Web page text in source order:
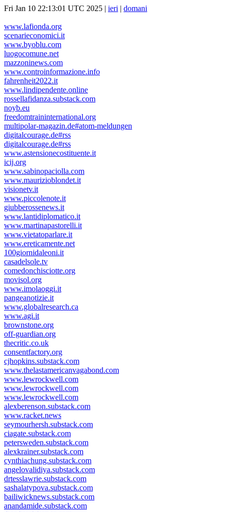
Fri Jan 10 22:13:01 UTC 2025 | ieri | domani
www.lafionda.org
scenarieconomici.it
www.byoblu.com
luogocomune.net
mazzoninews.com
www.controinformazione.info
fahrenheit2022.it
www.lindipendente.online
rossellafidanza.substack.com
noyb.eu
freedomtraininternational.org
multipolar-magazin.de#atom-meldungen
digitalcourage.de#rss
digitalcourage.de#rss
www.astensionecostituente.it
icij.org
www.sabinopaciolla.com
www.maurizioblondet.it
visionetv.it
www.piccolenote.it
giubberossenews.it
www.lantidiplomatico.it
www.martinapastorelli.it
www.vietatoparlare.it
www.ereticamente.net
100giornidaleoni.it
casadelsole.tv
comedonchisciotte.org
movisol.org
www.imolaoggi.it
pangeanotizie.it
www.globalresearch.ca
www.agi.it
brownstone.org
off-guardian.org
thecritic.co.uk
consentfactory.org
cjhopkins.substack.com
www.thelastamericanvagabond.com
www.lewrockwell.com
www.lewrockwell.com
www.lewrockwell.com
alexberenson.substack.com
www.racket.news
seymourhersh.substack.com
ciagate.substack.com
petersweden.substack.com
alexkrainer.substack.com
cynthiachung.substack.com
angelovalidiya.substack.com
drtesslawrie.substack.com
sashalatypova.substack.com
bailiwicknews.substack.com
anandamide.substack.com